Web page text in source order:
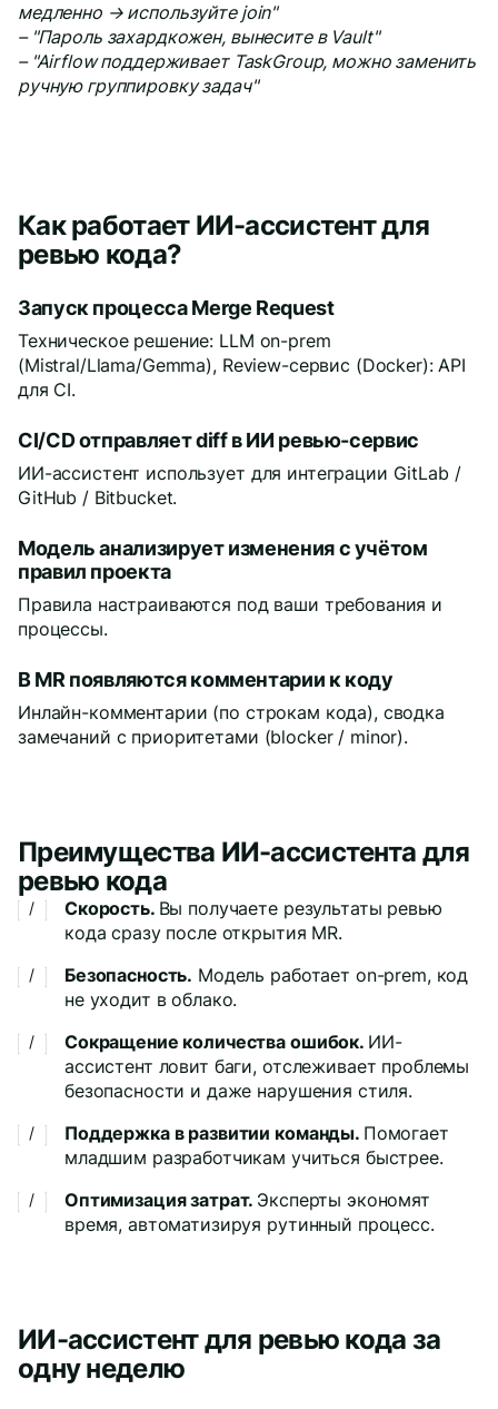
медленно → используйте join"
– "Пароль захардкожен, вынесите в Vault"
– "Airflow поддерживает TaskGroup, можно заменить
ручную группировку задач"
Как работает ИИ-ассистент для
ревью кода?
Запуск процесса Merge Request
Техническое решение: LLM on-prem
(Mistral/Llama/Gemma), Review-сервис (Docker): API
для CI.
CI/CD отправляет diff в ИИ ревью-сервис
ИИ-ассистент использует для интеграции GitLab /
GitHub / Bitbucket.
Модель анализирует изменения с учётом
правил проекта
Правила настраиваются под ваши требования и
процессы.
В MR появляются комментарии к коду
Инлайн-комментарии (по строкам кода), сводка
замечаний с приоритетами (blocker / minor).
Преимущества ИИ-ассистента для
ревью кода
Скорость. Вы получаете результаты ревью
кода сразу после открытия MR.
Безопасность. Модель работает on-prem, код
не уходит в облако.
Сокращение количества ошибок. ИИ-
ассистент ловит баги, отслеживает проблемы
безопасности и даже нарушения стиля.
Поддержка в развитии команды. Помогает
младшим разработчикам учиться быстрее.
Оптимизация затрат. Эксперты экономят
время, автоматизируя рутинный процесс.
ИИ-ассистент для ревью кода за
одну неделю